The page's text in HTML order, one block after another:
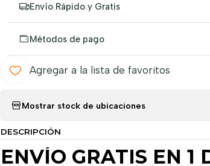
Envío Rápido y Gratis
Métodos de pago
Agregar a la lista de favoritos
Mostrar stock de ubicaciones
DESCRIPCIÓN
ENVÍO GRATIS EN 1